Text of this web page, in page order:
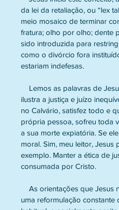
da lei da retaliação, ou “lex
meio mosaico de terminar
fratura; olho por olho; dente
sido introduzida para
como o divórcio fora
estariam indefesas.
ilustra a justiça e juízo
no Calvário, satisfez todo e
própria pessoa, sofreu toda
a sua morte expiatória. Se
moral. Sim, meu leitor,
exemplo. Manter a ética de
consumada por Cristo.
uma reformulação